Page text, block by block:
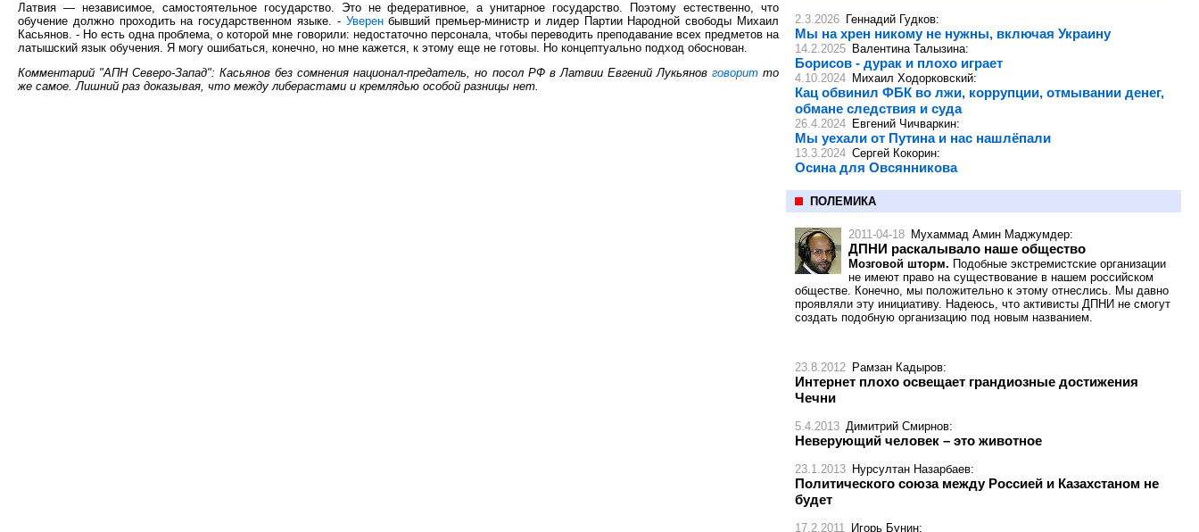
Латвия — независимое, самостоятельное государство. Это не федеративное, а унитарное государство. Поэтому естественно, что
обучение должно проходить на государственном языке. - Уверенбывший премьер-министр и лидер Партии Народной свободы Михаил
Касьянов. - Но есть одна проблема, о которой мне говорили: недостаточно персонала, чтобы переводить преподавание всех предметов на
латышский язык обучения. Я могу ошибаться, конечно, но мне кажется, к этому еще не готовы. Но концептуально подход обоснован.
Комментарий "АПН Северо-Запад": Касьянов без сомнения национал-предатель, но посол РФ в Латвии Евгений Лукьянов говоритто
же самое. Лишний раз доказывая, что между либерастами и кремлядью особой разницы нет.
2.3.2026 Геннадий Гудков:
Мы на хрен никому не нужны, включая Украину
14.2.2025 Валентина Талызина:
Борисов - дурак и плохо играет
4.10.2024 Михаил Ходорковский:
Кац обвинил ФБК во лжи, коррупции, отмывании денег,
обмане следствия и суда
26.4.2024 Евгений Чичваркин:
Мы уехали от Путина и нас нашлёпали
13.3.2024 Сергей Кокорин:
Осина для Овсянникова
ПОЛЕМИКА
2011-04-18 Мухаммад Амин Маджумдер:
ДПНИ раскалывало наше общество
Мозговой шторм. Подобные экстремистские организации
не имеют право на существование в нашем российском
обществе. Конечно, мы положительно к этому отнеслись. Мы давно
проявляли эту инициативу. Надеюсь, что активисты ДПНИ не смогут
создать подобную организацию под новым названием.
23.8.2012 Рамзан Кадыров:
Интернет плохо освещает грандиозные достижения
Чечни
5.4.2013 Димитрий Смирнов:
Неверующий человек – это животное
23.1.2013 Нурсултан Назарбаев:
Политического союза между Россией и Казахстаном не
будет
17.2.2011 Игорь Бунин: